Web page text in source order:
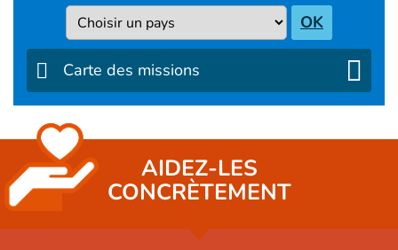
Pays OK
Carte des missions
AIDEZ-LES
CONCRÈTEMENT